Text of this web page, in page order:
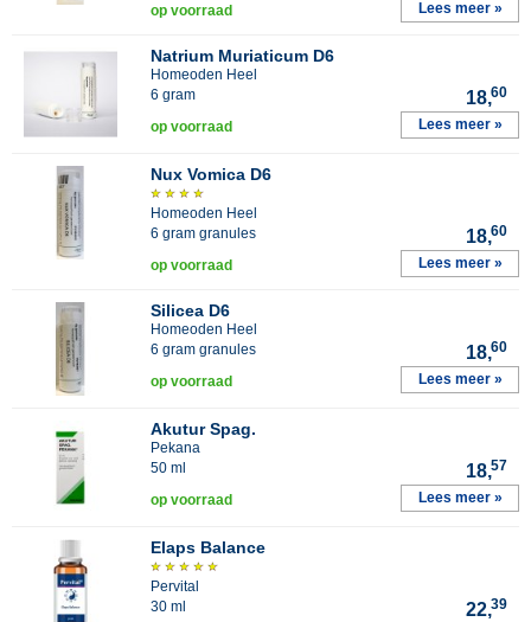
op voorraad Lees meer »
Natrium Muriaticum D6
Homeoden Heel
6 gram
18,60
op voorraad Lees meer »
Nux Vomica D6
Homeoden Heel
6 gram granules
18,60
op voorraad Lees meer »
Silicea D6
Homeoden Heel
6 gram granules
18,60
op voorraad Lees meer »
Akutur Spag.
Pekana
50 ml
18,57
op voorraad Lees meer »
Elaps Balance
Pervital
30 ml
22,39